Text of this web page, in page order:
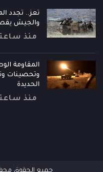
تعز.. تجدد
والجيش
منذ
المقاومة
وتحصينات
الحديدة
منذ